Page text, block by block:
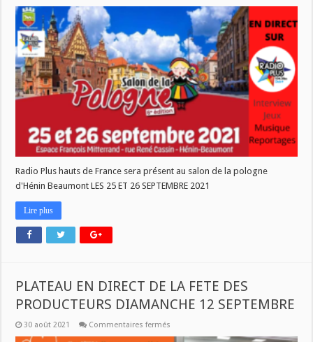
PLUS
AU
SALON
DE
LA
POLOGNE
CE
WEEK
END
Radio Plus hauts de France sera présent au salon de la pologne
d'Hénin Beaumont LES 25 ET 26 SEPTEMBRE 2021
Lire plus
PLATEAU EN DIRECT DE LA FETE DES
PRODUCTEURS DIAMANCHE 12 SEPTEMBRE
30 août 2021 Commentaires fermés